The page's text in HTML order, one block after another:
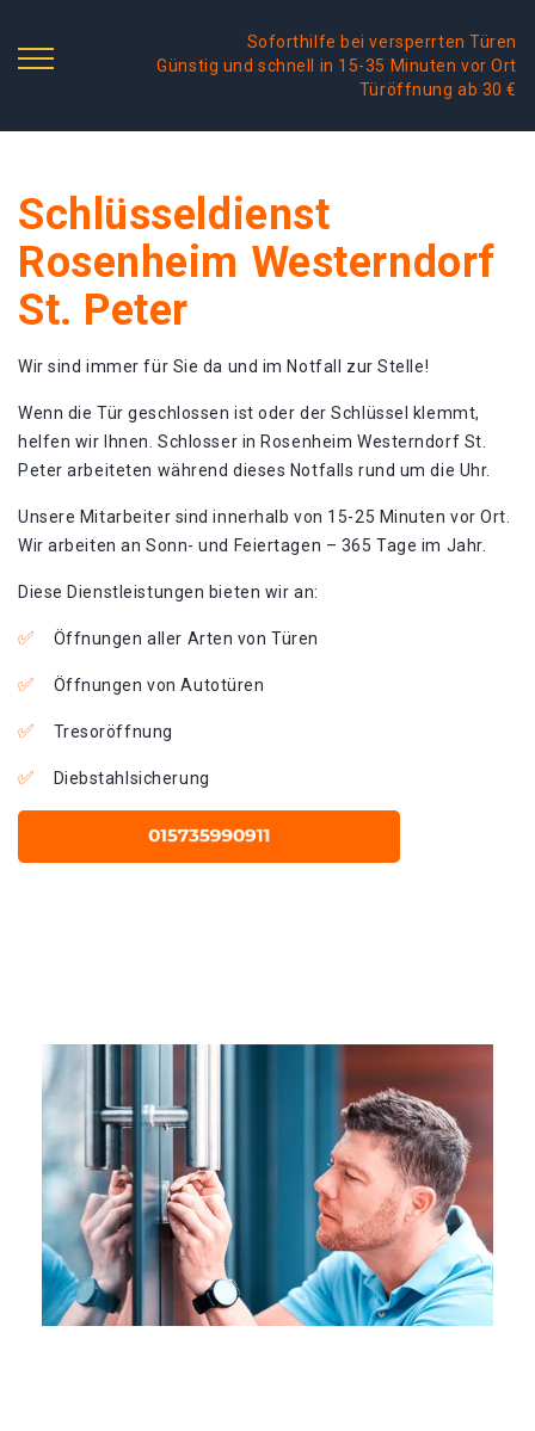
Soforthilfe bei versperrten Türen
Günstig und schnell in 15-35 Minuten vor Ort
Türöffnung ab 30 €
Schlüsseldienst
Rosenheim Westerndorf
St. Peter
Wir sind immer für Sie da und im Notfall zur Stelle!
Wenn die Tür geschlossen ist oder der Schlüssel klemmt,
helfen wir Ihnen. Schlosser in Rosenheim Westerndorf St.
Peter arbeiteten während dieses Notfalls rund um die Uhr.
Unsere Mitarbeiter sind innerhalb von 15-25 Minuten vor Ort.
Wir arbeiten an Sonn- und Feiertagen – 365 Tage im Jahr.
Diese Dienstleistungen bieten wir an:
Öffnungen aller Arten von Türen
Öffnungen von Autotüren
Tresoröffnung
Diebstahlsicherung